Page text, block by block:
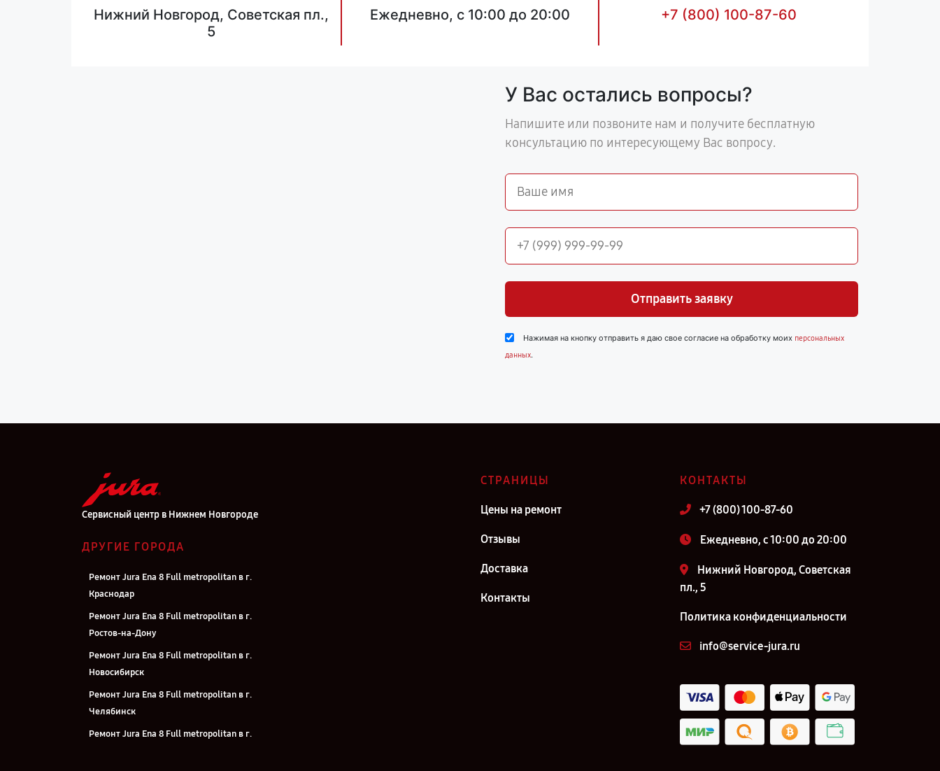
Нижний Новгород, Советская пл.,
5
Ежедневно, с 10:00 до 20:00 +7 (800) 100-87-60
У Вас остались вопросы?
Напишите или позвоните нам и получите бесплатную
консультацию по интересующему Вас вопросу.
Отправить заявку
Нажимая на кнопку отправить я даю свое согласие на обработку моих персональных
данных.
Сервисный центр в Нижнем Новгороде
ДРУГИЕ ГОРОДА
Ремонт Jura Ena 8 Full metropolitan в г.
Краснодар
Ремонт Jura Ena 8 Full metropolitan в г.
Ростов-на-Дону
Ремонт Jura Ena 8 Full metropolitan в г.
Новосибирск
Ремонт Jura Ena 8 Full metropolitan в г.
Челябинск
Ремонт Jura Ena 8 Full metropolitan в г.
СТРАНИЦЫ
Цены на ремонт
Отзывы
Доставка
Контакты
КОНТАКТЫ
+7 (800) 100-87-60
Ежедневно, с 10:00 до 20:00
Нижний Новгород, Советская
пл., 5
Политика конфиденциальности
info@service-jura.ru